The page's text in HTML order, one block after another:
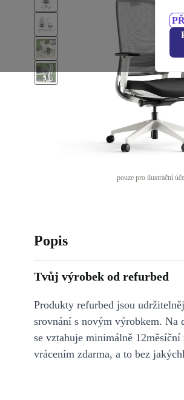
pouze pro ilustrační
Popis
Tvůj výrobek od refurbed
Produkty refurbed jsou
srovnání s novým výrobkem. Na
se vztahuje minimálně
vrácením zdarma, a to bez